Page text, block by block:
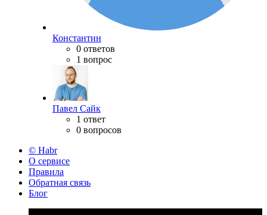
Константин
0 ответов
1 вопрос
Павел Сайк
1 ответ
0 вопросов
© Habr
О сервисе
Правила
Обратная связь
Блог